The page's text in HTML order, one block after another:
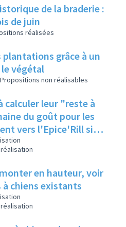
de la braderie :
de juin
réalisées
grâce à un
végétal
Propositions non réalisables
calculer leur "reste à
du goût pour les
vers l'Epice'Rill si
en hauteur, voir
à chiens existants